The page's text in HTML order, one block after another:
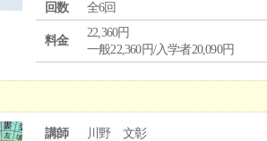
回数
全6回
料金
22,360円
一般22,360円/入学者20,090円
講師 川野 文彰